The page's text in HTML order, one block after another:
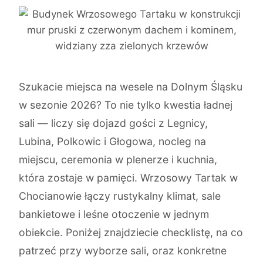
Szukacie miejsca na wesele na Dolnym Śląsku
w sezonie 2026? To nie tylko kwestia ładnej
sali — liczy się dojazd gości z Legnicy,
Lubina, Polkowic i Głogowa, nocleg na
miejscu, ceremonia w plenerze i kuchnia,
która zostaje w pamięci. Wrzosowy Tartak w
Chocianowie łączy rustykalny klimat, sale
bankietowe i leśne otoczenie w jednym
obiekcie. Poniżej znajdziecie checklistę, na co
patrzeć przy wyborze sali, oraz konkretne